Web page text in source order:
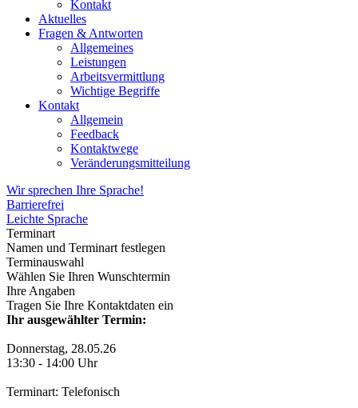
Kontakt
Aktuelles
Fragen & Antworten
Allgemeines
Leistungen
Arbeitsvermittlung
Wichtige Begriffe
Kontakt
Allgemein
Feedback
Kontaktwege
Veränderungsmitteilung
Wir sprechen Ihre Sprache!
Barrierefrei
Leichte Sprache
Terminart
Namen und Terminart festlegen
Terminauswahl
Wählen Sie Ihren Wunschtermin
Ihre Angaben
Tragen Sie Ihre Kontaktdaten ein
Ihr ausgewählter Termin:
Donnerstag, 28.05.26
13:30 - 14:00 Uhr
Terminart: Telefonisch